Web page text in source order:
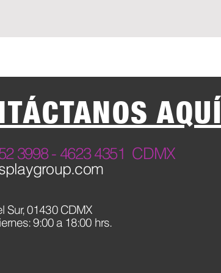
AQUÍ
3998 - 4623 4351 CDMX
Sur,01430 CDMX
9:00 a 18:00 hrs.